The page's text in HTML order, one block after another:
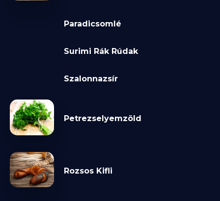
Paradicsomlé
Surimi Rák Rúdak
Szalonnazsír
Petrezselyemzöld
Rozsos Kifli